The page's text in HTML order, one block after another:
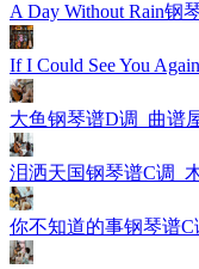
A Day Without Rain钢
If I Could See You
大鱼钢琴谱D调_曲谱
泪洒天国钢琴谱C调_
你不知道的事钢琴谱